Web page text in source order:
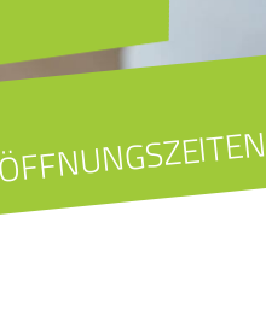
ÖFFNUNGSZEITEN